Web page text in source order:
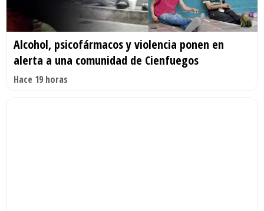
Alcohol, psicofármacos y violencia ponen en
alerta a una comunidad de Cienfuegos
Hace 19 horas